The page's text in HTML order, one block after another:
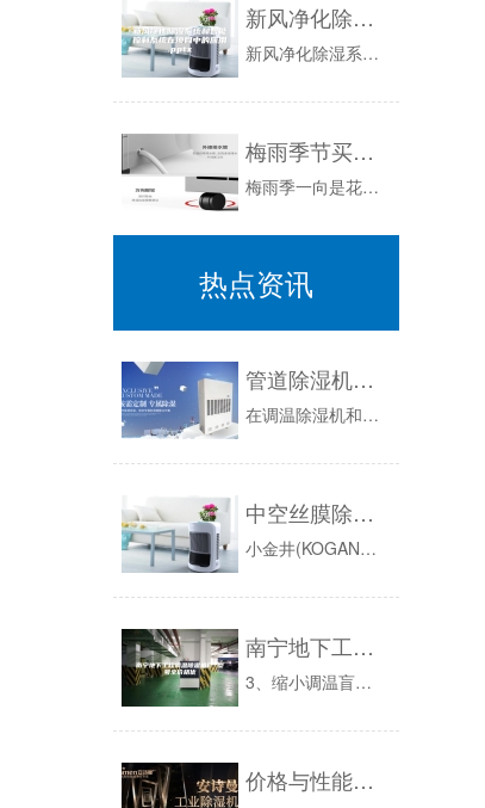
新风净化除湿系统和智能控制系统在项目中的应用.pptx
新风净化除湿系统和智能控制系统在项目中的应用北京英特伦智能技术前言空气污染程度日益严重。越来越多的人群开始关注新风净化产品。室内住宅环境的要...
梅雨季节买什么鲜花比较好保存？
梅雨季一向是花市淡季，一般花卉的价格都有所下跌。因为梅雨季湿度大、气温高，很多鲜花的‘“寿命”变短，所以不少花商宁愿降价，以尽快把手头的鲜花...
热点资讯
管道除湿机结冰的处理方法
在调温除湿机和管道除湿机方面的维护经验是非常丰富的。本文就简单了解下在冬天管道除湿机结冰的处理方法。作为专业领域的除湿设备，调温除湿机在霜冻...
中空丝膜除湿的空气干燥机
小金井(KOGANEI，总部：东京都小金井市）上市了利用中空丝膜分离压缩空气中所含水蒸气的空气干燥机“TubeDrier”。利用中空丝膜内外...
南宁地下工程调温除湿机厂 型号全价格优
3、缩小调温盲区在一个标准大气压下，当进风参数为27℃、60％时，出风参数的区别：自动调温除湿机地下工程用除湿空调机降温17℃，90％升温4...
价格与性能之争除湿机的无奈